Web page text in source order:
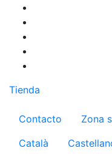
Pasar
contenido
principal
Tienda
Menú del
Contacto
Zona
Català